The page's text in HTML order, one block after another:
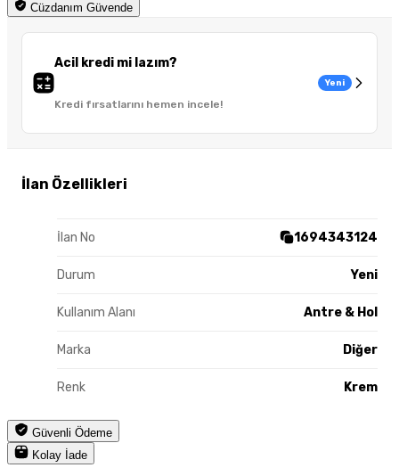
Cüzdanım Güvende
Acil kredi mi lazım?
Kredi fırsatlarını hemen incele!
Yeni
İlan Özellikleri
İlan No 1694343124
Durum Yeni
Kullanım Alanı Antre & Hol
Marka Diğer
Renk Krem
Güvenli Ödeme
Kolay İade